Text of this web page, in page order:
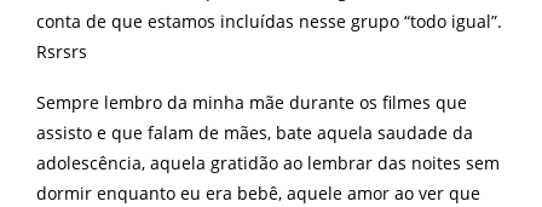
conta de que estamos incluídas nesse grupo “todo igual”.
Rsrsrs
Sempre lembro da minha mãe durante os filmes que
assisto e que falam de mães, bate aquela saudade da
adolescência, aquela gratidão ao lembrar das noites sem
dormir enquanto eu era bebê, aquele amor ao ver que